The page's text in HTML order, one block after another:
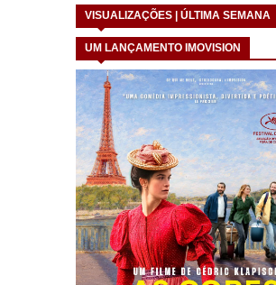
VISUALIZAÇÕES | ÚLTIMA SEMANA
UM LANÇAMENTO IMOVISION